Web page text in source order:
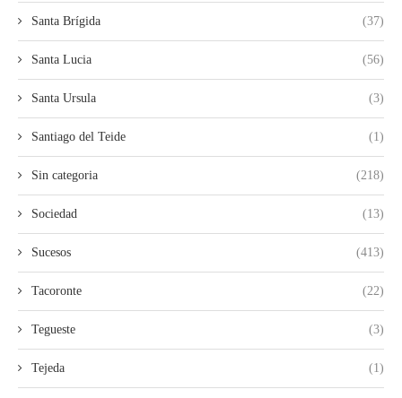
Santa Brígida (37)
Santa Lucia (56)
Santa Ursula (3)
Santiago del Teide (1)
Sin categoria (218)
Sociedad (13)
Sucesos (413)
Tacoronte (22)
Tegueste (3)
Tejeda (1)